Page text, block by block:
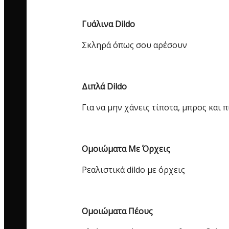
Γυάλινα Dildo
Σκληρά όπως σου αρέσουν
Διπλά Dildo
Για να μην χάνεις τίποτα, μπρος και
Ομοιώματα Με Όρχεις
Ρεαλιστικά dildo με όρχεις
Ομοιώματα Πέους